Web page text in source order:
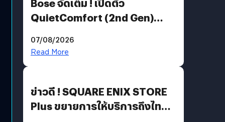
QuietComfort (2nd Gen)
07/08/2026
Read More
ข่าวดี ! SQUARE ENIX STORE
Plus ขยายการให้บริการถึงไทย